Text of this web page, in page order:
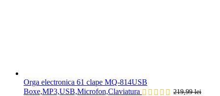
Orga electronica 61 clape MQ-814USB
Boxe,MP3,USB,Microfon,Claviatura
219,99lei